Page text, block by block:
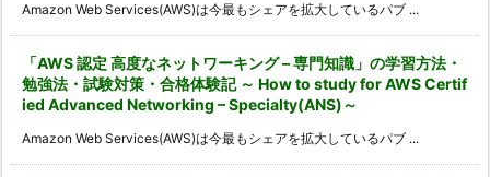
Amazon Web Services(AWS)は今最もシェアを拡大しているパブ ...
「AWS 認定 高度なネットワーキング – 専門知識」の学習方法・
勉強法・試験対策・合格体験記 ～ How to study for AWS Certif
ied Advanced Networking – Specialty(ANS)～
Amazon Web Services(AWS)は今最もシェアを拡大しているパブ ...